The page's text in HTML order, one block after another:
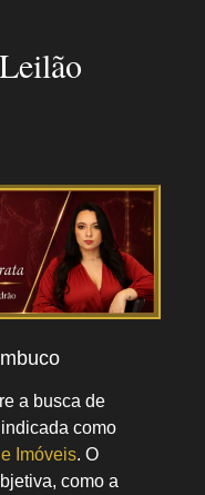
a busca de
como
Imóveis. O
como a